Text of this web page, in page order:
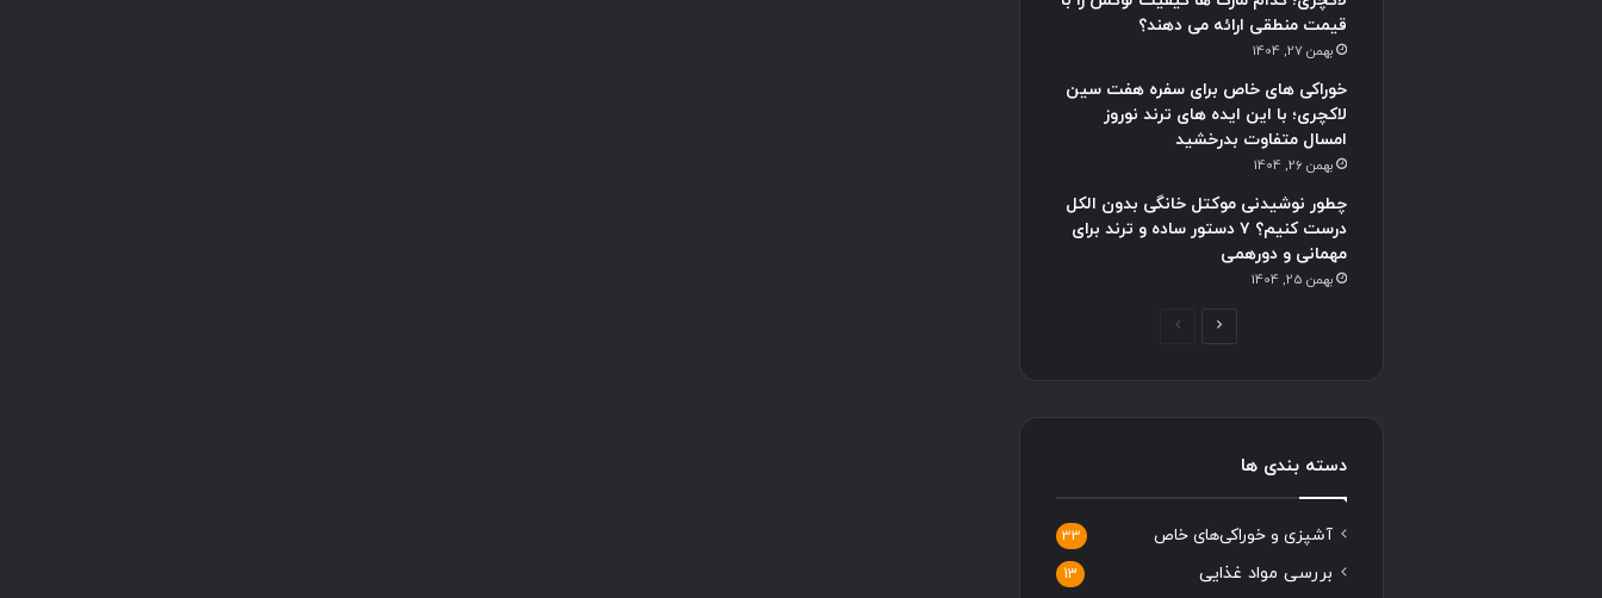
قیمت منطقی ارائه می دهند؟
بهمن 27, 1404
خوراکی های خاص برای سفره هفت سین
لاکچری؛ با این ایده های ترند نوروز
امسال متفاوت بدرخشید
بهمن 26, 1404
چطور نوشیدنی موکتل خانگی بدون الکل
درست کنیم؟ ۷ دستور ساده و ترند برای
مهمانی و دورهمی
بهمن 25, 1404
ل
دسته بندی ها
آشپزی و خوراکی‌های خاص 33
بررسی مواد غذایی 13